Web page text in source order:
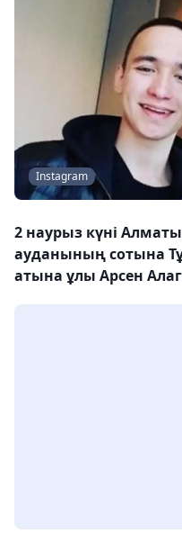
Instagram
2 наурыз күні
ауданының сотына
атына ұлы Арсен